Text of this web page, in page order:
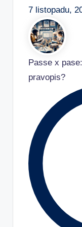
7 listopadu,
Passe x
pravopis?